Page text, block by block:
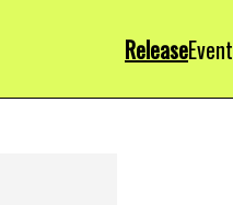
ReleaseEvent